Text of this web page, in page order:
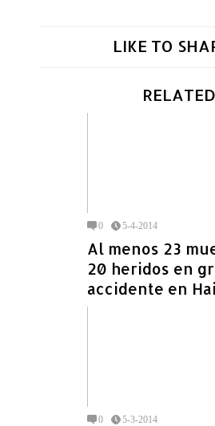
LIKE TO
RELATED
0 5-4-2014
Al menos 23
20 heridos en
accidente en
0 5-3-2014